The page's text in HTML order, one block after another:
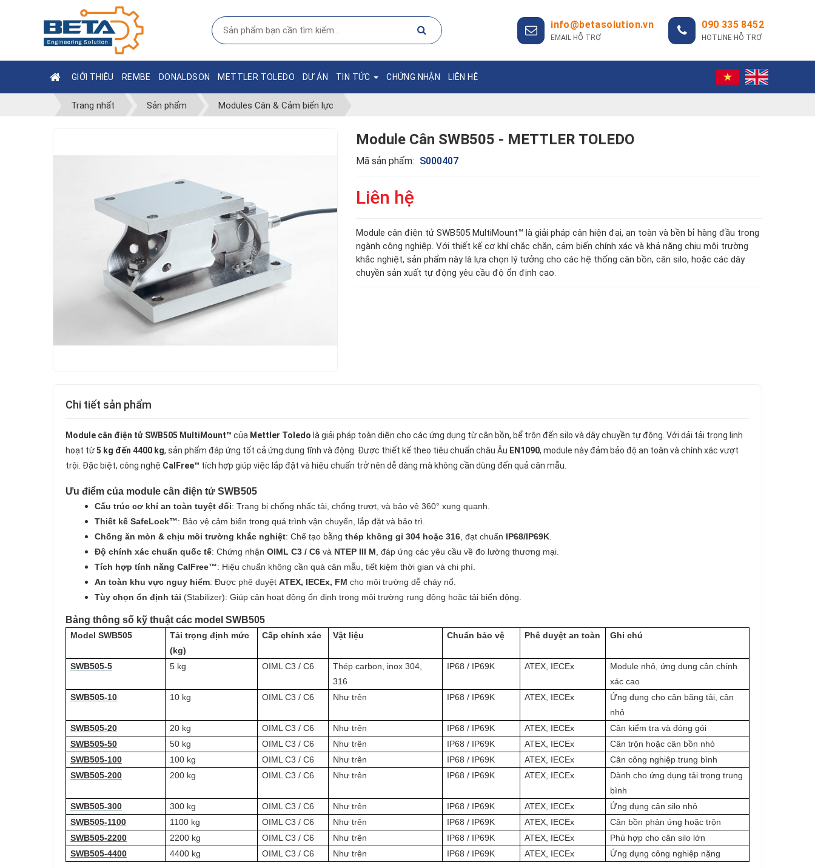
info@betasolution.vn
EMAIL HỖ TRỢ
090 335 8452
HOTLINE HỖ TRỢ
GIỚI THIỆU REMBE DONALDSON METTLER TOLEDO DỰ ÁN TIN TỨC CHỨNG NHẬN LIÊN HỆ
Trang nhất Sản phẩm Modules Cân & Cảm biến lực
Module Cân SWB505 - METTLER TOLEDO
Mã sản phẩm: S000407
Liên hệ
Module cân điện tử SWB505 MultiMount™ là giải pháp cân hiện đại, an toàn và bền bỉ hàng đầu trong
ngành công nghiệp. Với thiết kế cơ khí chắc chắn, cảm biến chính xác và khả năng chịu môi trường
khắc nghiệt, sản phẩm này là lựa chọn lý tưởng cho các hệ thống cân bồn, cân silo, hoặc các dây
chuyền sản xuất tự động yêu cầu độ ổn định cao.
Chi tiết sản phẩm
Module cân điện tử SWB505 MultiMount™ của Mettler Toledo là giải pháp toàn diện cho các ứng dụng từ cân bồn, bể trộn đến silo và dây chuyền tự động. Với dải tải trọng linh
hoạt từ5 kg đến 4400 kg, sản phẩm đáp ứng tốt cả ứng dụng tĩnh và động. Được thiết kế theo tiêu chuẩn châu Âu EN1090, module này đảm bảo độ an toàn và chính xác vượt
trội. Đặc biệt, công nghệ CalFree™ tích hợp giúp việc lắp đặt và hiệu chuẩn trở nên dễ dàng mà không cần dùng đến quả cân mẫu.
Ưu điểm của module cân điện tử SWB505
Cấu trúc cơ khí an toàn tuyệt đối: Trang bị chống nhấc tải, chống trượt, và bảo vệ 360° xung quanh.
Thiết kế SafeLock™: Bảo vệ cảm biến trong quá trình vận chuyển, lắp đặt và bảo trì.
Chống ăn mòn & chịu môi trường khắc nghiệt: Chế tạo bằng thép không gỉ 304 hoặc 316 , đạt chuẩn IP68/IP69K
Độ chính xác chuẩn quốc tế: Chứng nhận OIML C3 / C6 và NTEP III M , đáp ứng các yêu cầu về đo lường thương mại.
Tích hợp tính năng CalFree™: Hiệu chuẩn không cần quả cân mẫu, tiết kiệm thời gian và chi phí.
An toàn khu vực nguy hiểm: Được phê duyệt ATEX, IECEx, FM cho môi trường dễ cháy nổ.
Tùy chọn ổn định tải (Stabilizer): Giúp cân hoạt động ổn định trong môi trường rung động hoặc tải biến động.
Bảng thông số kỹ thuật các model SWB505
Model SWB505
Tải trọng định mức
(kg)
Cấp chính xác Vật liệu Chuẩn bảo vệ Phê duyệt an toàn Ghi chú
SWB505-5 5 kg OIML C3 / C6
Thép carbon, inox 304,
316
IP68 / IP69K ATEX, IECEx
Module nhỏ, ứng dụng cân chính
xác cao
SWB505-10
10 kg OIML C3 / C6 Như trên IP68 / IP69K ATEX, IECEx
Ứng dụng cho cân băng tải, cân
nhỏ
SWB505-20
20 kg OIML C3 / C6 Như trên IP68 / IP69K ATEX, IECEx
Cân kiểm tra và đóng gói
SWB505-50
50 kg OIML C3 / C6 Như trên IP68 / IP69K ATEX, IECEx
Cân trộn hoặc cân bồn nhỏ
SWB505-100
100 kg OIML C3 / C6 Như trên IP68 / IP69K ATEX, IECEx
Cân công nghiệp trung bình
SWB505-200
200 kg OIML C3 / C6 Như trên IP68 / IP69K ATEX, IECEx
Dành cho ứng dụng tải trọng trung
bình
SWB505-300
300 kg OIML C3 / C6 Như trên IP68 / IP69K ATEX, IECEx
Ứng dụng cân silo nhỏ
SWB505-1100
1100 kg OIML C3 / C6 Như trên IP68 / IP69K ATEX, IECEx
Cân bồn phản ứng hoặc trộn
SWB505-2200
2200 kg OIML C3 / C6 Như trên IP68 / IP69K ATEX, IECEx
Phù hợp cho cân silo lớn
SWB505-4400
4400 kg OIML C3 / C6 Như trên IP68 / IP69K ATEX, IECEx Ứng dụng công nghiệp nặng